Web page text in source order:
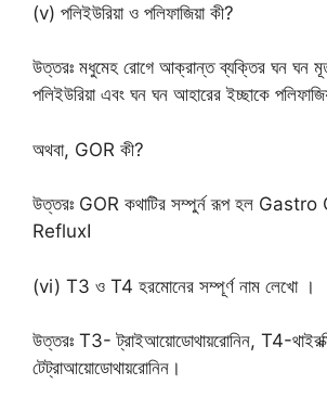
(v) পলিইউরিয়া ও পলিফাজিয়া কী?
উত্তরঃ মধুমেহ রোগে আক্রান্ত ব্যক্তির ঘন ঘন
পলিইউরিয়া এবং ঘন ঘন আহারের ইচ্ছাকে
অথবা, GOR কী?
উত্তরঃ GOR কথাটির সম্পুর্ন রূপ হল
RefluxI
(vi) T3 ও T4 হরমোনের সম্পূর্ণ নাম লেখো ।
উত্তরঃ T3- ট্রাইআয়োডোথায়রোনিন, T4-
টেট্রাআয়োডোথায়রোনিন।